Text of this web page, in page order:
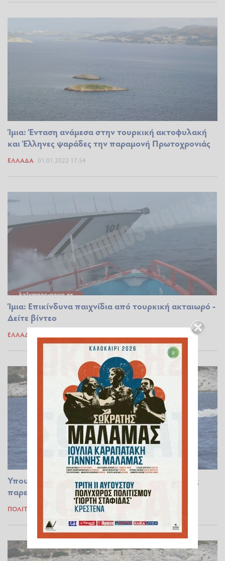
Ίμια: Ένταση ανάμεσα στην τουρκική ακτοφυλακή
και Έλληνες ψαράδες την παραμονή Πρωτοχρονιάς
ΕΛΛΆΔΑ 01.01.2022 17:54
Ίμια: Επικίνδυνα παιχνίδια από τουρκική ακταιωρό -
Δείτε βίντεο
ΕΛΛΆΔΑ
Υπουργείο Ναυτιλίας για Ίμια: Τουρκικό σκάφος
παρενόχλησε ελληνικό - Προκλήθηκαν ζημιές
ΠΟΛΙΤΙΚΆ 07.01.2021 18:46